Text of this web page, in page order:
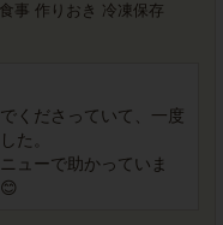
事 作りおき 冷凍保存
くださっていて、一度
た。
ューで助かっていま